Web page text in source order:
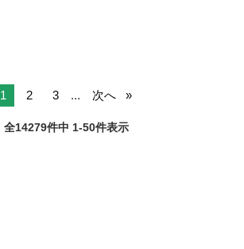
1 2 3 ... 次へ
全14279件中 1-50件表示